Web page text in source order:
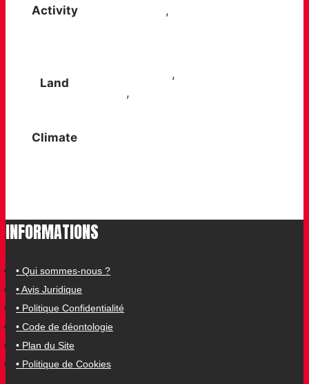
Activity ,
Land
,
,
Climate
INFORMATIONS
• Qui sommes-nous ?
• Avis Juridique
• Politique Confidentialité
• Code de déontologie
• Plan du Site
• Politique de Cookies